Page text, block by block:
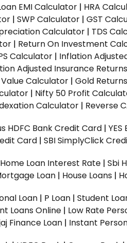
EMI Calculator | HRA
| SWP Calculator | GST
Calculator | TDS
| Return On Investment
Calculator | Inflation
Adjusted Insurance
Calculator | Gold
| Nifty 50 Profit
Calculator | Reverse
HDFC Bank Credit Card |
Card | SBI SimplyClick
Loan Interest Rate | Sbi
Loan | House Loans |
Loan | P Loan | Student
Loans Online | Low Rate
Finance Loan | Instant